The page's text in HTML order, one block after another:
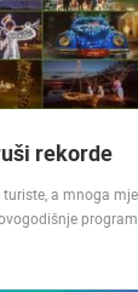
rekorde
a mnoga